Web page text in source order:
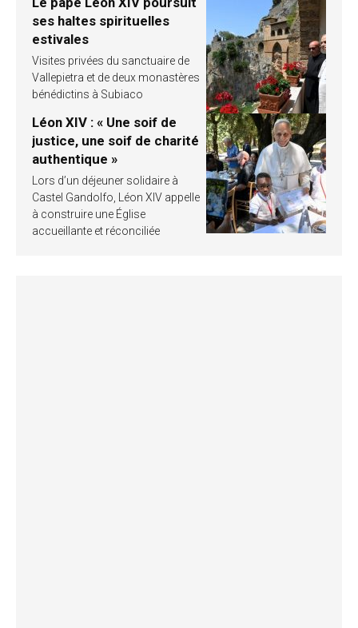
ses haltes spirituelles
estivales
Visites privées du sanctuaire de
Vallepietra et de deux monastères
bénédictins à Subiaco
Léon XIV : « Une soif de
justice, une soif de charité
authentique »
Lors d’un déjeuner solidaire à
Castel Gandolfo, Léon XIV appelle
à construire une Église
accueillante et réconciliée